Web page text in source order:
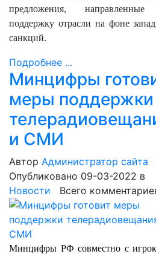
предложения,
поддержку отрасли на фоне
санкций.
Подробнее ...
Минцифры
меры поддержки
и СМИ
Автор Администратор сайта
Опубликовано 09-03-2022 в
Новости Всего
Минцифры РФ совместно с